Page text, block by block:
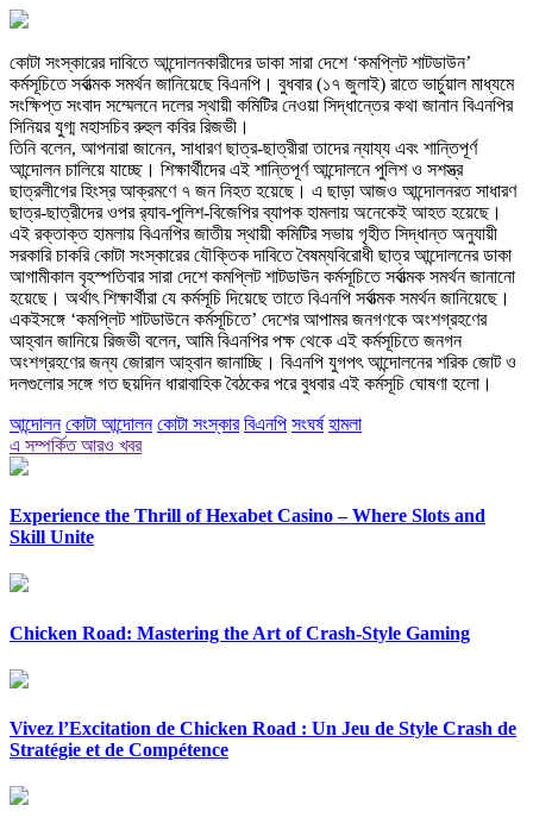
কোটা সংস্কারের দাবিতে আন্দোলনকারীদের ডাকা সারা দেশে ‘কমপ্লিট শাটডাউন’
কর্মসূচিতে সর্বাত্মক সমর্থন জানিয়েছে বিএনপি। বুধবার (১৭ জুলাই) রাতে ভার্চুয়াল মাধ্যমে
সংক্ষিপ্ত সংবাদ সম্মেলনে দলের স্থায়ী কমিটির নেওয়া সিদ্ধান্তের কথা জানান বিএনপির
সিনিয়র যুগ্ম মহাসচিব রুহুল কবির রিজভী।
তিনি বলেন, আপনারা জানেন, সাধারণ ছাত্র-ছাত্রীরা তাদের ন্যায্য এবং শান্তিপূর্ণ
আন্দোলন চালিয়ে যাচ্ছে। শিক্ষার্থীদের এই শান্তিপূর্ণ আন্দোলনে পুলিশ ও সশস্ত্র
ছাত্রলীগের হিংস্র আক্রমণে ৭ জন নিহত হয়েছে। এ ছাড়া আজও আন্দোলনরত সাধারণ
ছাত্র-ছাত্রীদের ওপর র‌্যাব-পুলিশ-বিজেপির ব্যাপক হামলায় অনেকেই আহত হয়েছে।
এই রক্তাক্ত হামলায় বিএনপির জাতীয় স্থায়ী কমিটির সভায় গৃহীত সিদ্ধান্ত অনুযায়ী
সরকারি চাকরি কোটা সংস্কারের যৌক্তিক দাবিতে বৈষম্যবিরোধী ছাত্র আন্দোলনের ডাকা
আগামীকাল বৃহস্পতিবার সারা দেশে কমপ্লিট শাটডাউন কর্মসূচিতে সর্বাত্মক সমর্থন জানানো
হয়েছে। অর্থাৎ শিক্ষার্থীরা যে কর্মসূচি দিয়েছে তাতে বিএনপি সর্বাত্মক সমর্থন জানিয়েছে।
একইসঙ্গে ‘কমপ্লিট শাটডাউনে কর্মসূচিতে’ দেশের আপামর জনগণকে অংশগ্রহণের
আহ্বান জানিয়ে রিজভী বলেন, আমি বিএনপির পক্ষ থেকে এই কর্মসূচিতে জনগন
অংশগ্রহণের জন্য জোরাল আহ্বান জানাচ্ছি। বিএনপি যুগপৎ আন্দোলনের শরিক জোট ও
দলগুলোর সঙ্গে গত ছয়দিন ধারাবাহিক বৈঠকের পরে বুধবার এই কর্মসূচি ঘোষণা হলো।
আন্দোলন কোটা আন্দোলন কোটা সংস্কার বিএনপি সংঘর্ষ হামলা
এ সম্পর্কিত আরও খবর
Experience the Thrill of Hexabet Casino – Where Slots and
Skill Unite
Chicken Road: Mastering the Art of Crash-Style Gaming
Vivez l’Excitation de Chicken Road : Un Jeu de Style Crash de
Stratégie et de Compétence